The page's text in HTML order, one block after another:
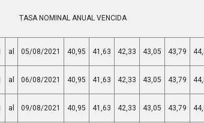
TASA NOMINAL ANUAL VENCIDA
al 05/08/2021 40,95 41,63 42,33 43,05 43,79
al 06/08/2021 40,95 41,63 42,33 43,05 43,79
al 09/08/2021 40,95 41,63 42,33 43,05 43,79